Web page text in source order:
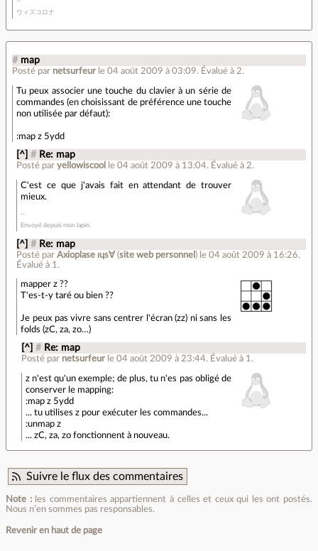
ウィズコロナ
# map
Posté par netsurfeur le 04 août 2009 à 03:09. Évalué à 2.
Tu peux associer une touche du clavier à un série de
commandes (en choisissant de préférence une touche
non utilisée par défaut):
:map z 5ydd
[^] # Re: map
Posté paryellowiscool le 04 août 2009 à 13:04. Évalué à 2.
C'est ce que j'avais fait en attendant de trouver
mieux.
Envoyé depuis mon lapin.
[^] # Re: map
Posté parAxioplase ıɥs∀ (site web personnel ) le 04 août 2009 à 16:26.
Évalué à 1 .
mapper z ??
T'es-t-y taré ou bien ??
Je peux pas vivre sans centrer l'écran (zz) ni sans les
folds (zC, za, zo…)
[^] # Re: map
Posté par netsurfeur le 04 août 2009 à 23:44.Évalué à 1.
z n'est qu'un exemple; de plus, tu n'es pas obligé de
conserver le mapping:
:map z 5ydd
... tu utilises z pour exécuter les commandes...
:unmap z
... zC, za, zo fonctionnent à nouveau.
Suivre le flux des commentaires
Note :les commentaires appartiennent à celles et ceux qui les ont postés.
Nous n’en sommes pas responsables.
Revenir en haut de page